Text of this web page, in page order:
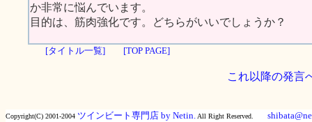
か非常に悩んでいます。
目的は、筋肉強化です。どちらがいいでしょうか？
[タイトル一覧] [TOP PAGE]
これ以降の発言
Copyright(C) 2001-2004 ツインビート専門店 by Netin. All Right Reserved.